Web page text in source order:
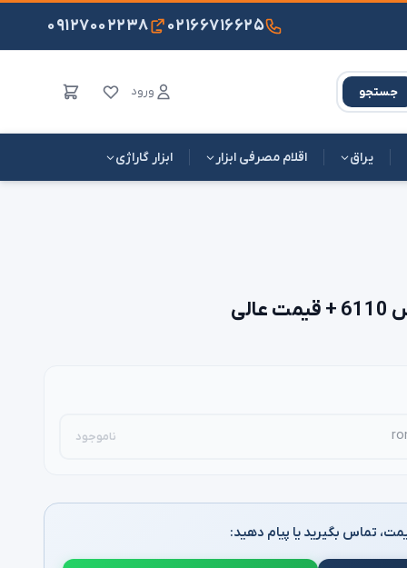
۰۲۱۶۶۷۱۶۶۲۵ ۰۹۱۲۷۰۰۲۲۳۸
جستجو ورود
یراق اقلام مصرفی ابزار ابزار گاراژی
ناموجود
تماس بگیرید یا پیام دهید: